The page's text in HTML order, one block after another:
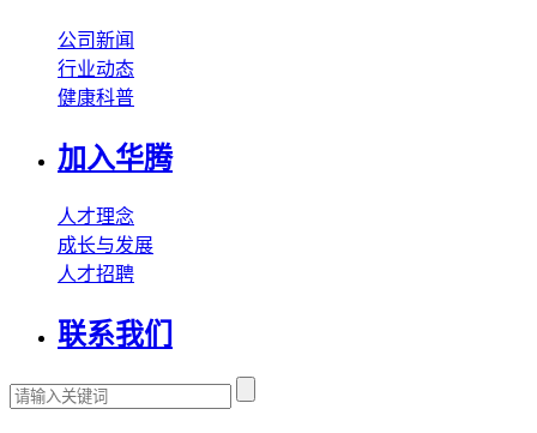
公司新闻
行业动态
健康科普
加入华腾
人才理念
成长与发展
人才招聘
联系我们